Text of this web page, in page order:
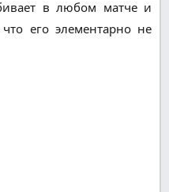
в любом матче и
что его элементарно не